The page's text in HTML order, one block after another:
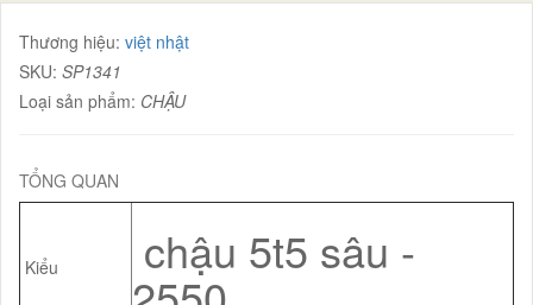
Thương hiệu: việt nhật
SKU: SP1341
Loại sản phẩm: CHẬU
TỔNG QUAN
Kiểu chậu 5t5 sâu -